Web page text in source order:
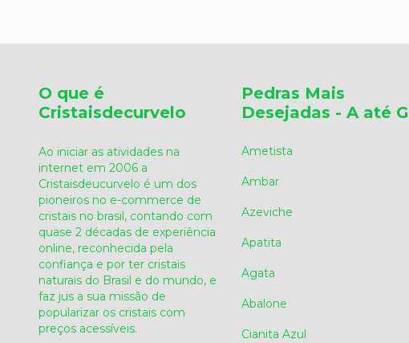
O que é
Cristaisdecurvelo
Ao iniciar as atividades na
internet em 2006 a
Cristaisdeucurvelo é um dos
pioneiros no e-commerce de
cristais no brasil, contando com
quase 2 décadas de experiência
online, reconhecida pela
confiança e por ter cristais
naturais do Brasil e do mundo, e
faz jus a sua missão de
popularizar os cristais com
preços acessíveis.
Pedras Mais
Desejadas - A até G
Ametista
Ambar
Azeviche
Apatita
Agata
Abalone
Cianita Azul